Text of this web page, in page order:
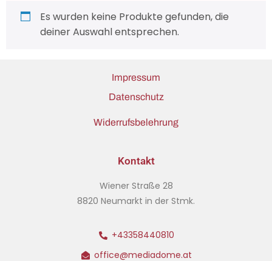
Es wurden keine Produkte gefunden, die
deiner Auswahl entsprechen.
Impressum
Datenschutz
Widerrufsbelehrung
Kontakt
Wiener Straße 28
8820 Neumarkt in der Stmk.
+43358440810
office@mediadome.at